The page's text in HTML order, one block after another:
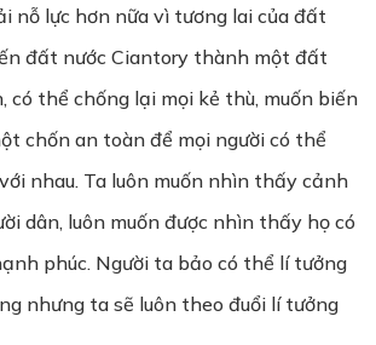
nỗ lực hơn nữa vì tương lai của đất
đất nước Ciantory thành một đất
có thể chống lại mọi kẻ thù, muốn biến
chốn an toàn để mọi người có thể
nhau. Ta luôn muốn nhìn thấy cảnh
dân, luôn muốn được nhìn thấy họ có
phúc. Người ta bảo có thể lí tưởng
nhưng ta sẽ luôn theo đuổi lí tưởng